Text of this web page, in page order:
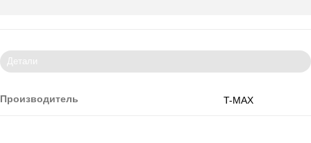
Детали
Производитель T-MAX